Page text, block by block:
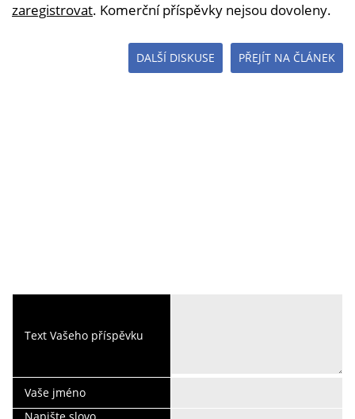
zaregistrovat. Komerční příspěvky nejsou dovoleny.
PŘEJÍT NA ČLÁNEK
DALŠÍ DISKUSE
Text Vašeho příspěvku
Vaše jméno